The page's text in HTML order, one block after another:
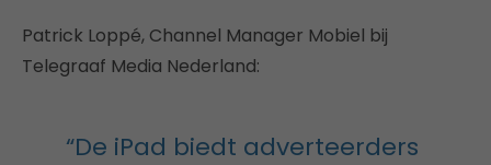
Patrick Loppé, Channel Manager Mobiel bij
Telegraaf Media Nederland:
“De iPad biedt adverteerders